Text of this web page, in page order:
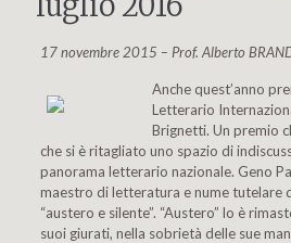
17 novembre 2015 – Prof. Alberto
Anche quest’anno
Letterario
Brignetti. Un premio
che si è ritagliato uno spazio di
panorama letterario nazionale. Geno
maestro di letteratura e nume tutelare
“austero e silente”. “Austero” lo è
suoi giurati, nella sobrietà delle sue